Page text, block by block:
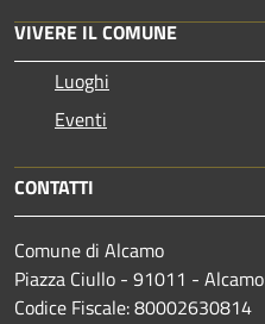
VIVERE IL COMUNE
Luoghi
Eventi
CONTATTI
Comune di Alcamo
Piazza Ciullo - 91011 - Alcamo
Codice Fiscale: 80002630814